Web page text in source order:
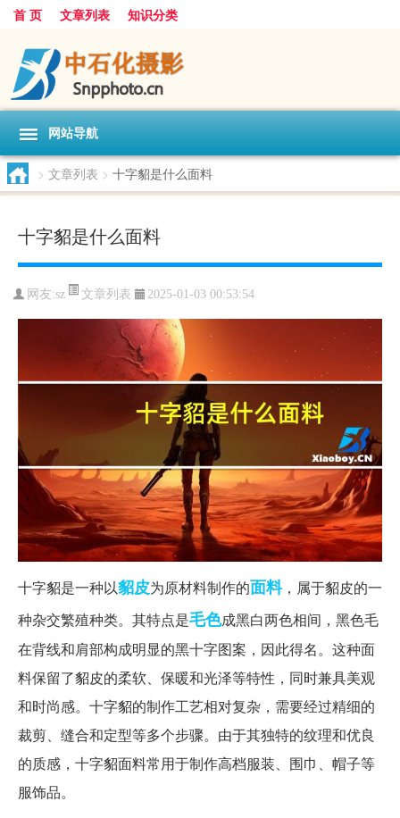
首 页 文章列表 知识分类
网站导航
> 文章列表 > 十字貂是什么面料
十字貂是什么面料
网友:sz 文章列表 2025-01-03 00:53:54
十字貂是一种以貂皮为原材料制作的面料，属于貂皮的一
种杂交繁殖种类。其特点是毛色成黑白两色相间，黑色毛
在背线和肩部构成明显的黑十字图案，因此得名。这种面
料保留了貂皮的柔软、保暖和光泽等特性，同时兼具美观
和时尚感。十字貂的制作工艺相对复杂，需要经过精细的
裁剪、缝合和定型等多个步骤。由于其独特的纹理和优良
的质感，十字貂面料常用于制作高档服装、围巾、帽子等
服饰品。